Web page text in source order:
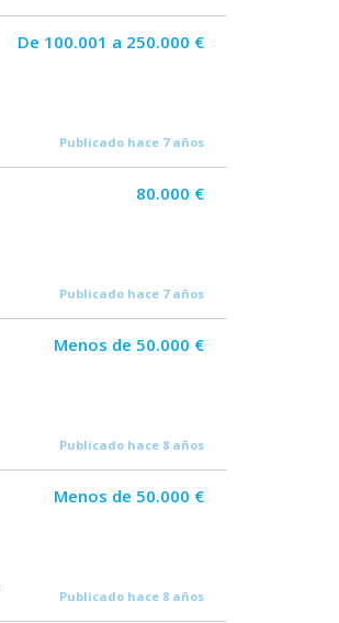
De 100.001 a 250.000 €
Publicado hace 7 años
80.000 €
Publicado hace 7 años
Menos de 50.000 €
Publicado hace 8 años
Menos de 50.000 €
Publicado hace 8 años